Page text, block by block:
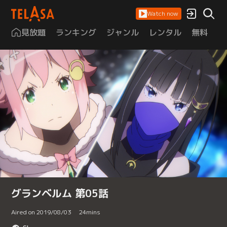
Watch now
見放題 ランキング ジャンル レンタル 無料
グランベルム 第05話
Aired on 2019/08/03 24mins